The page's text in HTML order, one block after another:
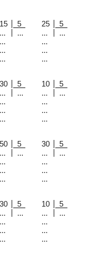
15 5 25
5
... ... ...
...
...
...
...
...
... ...
30 5 10
5
... ... ...
...
...
...
...
...
... ...
50 5 30
5
... ... ...
...
...
...
...
...
... ...
30 5 10
5
... ... ...
...
...
...
...
...
... ...